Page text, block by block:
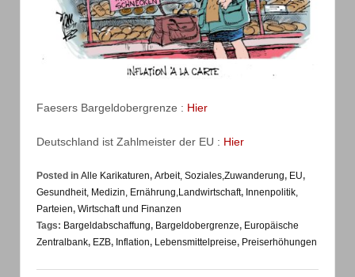
Faesers Bargeldobergrenze : Hier
Deutschland ist Zahlmeister der EU : Hier
Posted in Alle Karikaturen, Arbeit, Soziales,Zuwanderung, EU,
Gesundheit, Medizin, Ernährung,Landwirtschaft, Innenpolitik,
Parteien, Wirtschaft und Finanzen
Tags: Bargeldabschaffung, Bargeldobergrenze, Europäische
Zentralbank, EZB, Inflation, Lebensmittelpreise, Preiserhöhungen